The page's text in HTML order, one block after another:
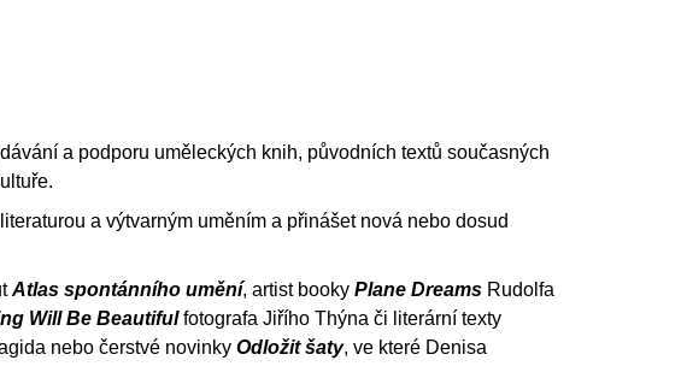
a podporu uměleckých knih, původních textů současných
a výtvarným uměním a přinášet nová nebo dosud
Atlas spontánního umění, artist booky Plane Dreams Rudolfa
Will Be Beautifulfotografa Jiřího Thýna či literární texty
nebo čerstvé novinky Odložit šaty, ve které Denisa
VÝVAR
NEJEN ROMSKÉ RECEPTY PRO
SNESITELNĚJŠÍ KLIMA